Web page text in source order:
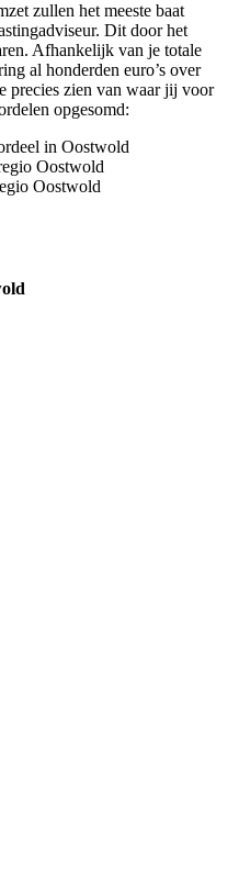
zullen het meeste baat
Dit door het
Afhankelijk van je totale
al honderden euro’s over
precies zien van waar jij voor
opgesomd:
in Oostwold
Oostwold
Oostwold